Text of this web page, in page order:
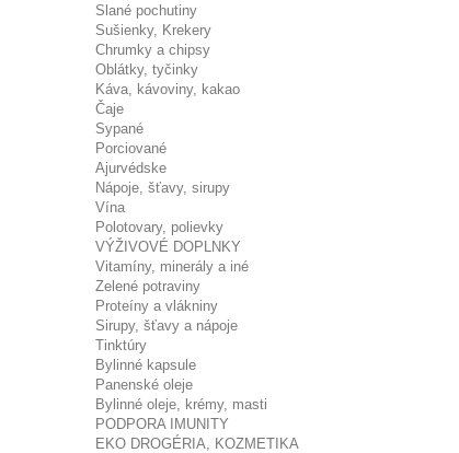
Slané pochutiny
Sušienky, Krekery
Chrumky a chipsy
Oblátky, tyčinky
Káva, kávoviny, kakao
Čaje
Sypané
Porciované
Ajurvédske
Nápoje, šťavy, sirupy
Vína
Polotovary, polievky
VÝŽIVOVÉ DOPLNKY
Vitamíny, minerály a iné
Zelené potraviny
Proteíny a vlákniny
Sirupy, šťavy a nápoje
Tinktúry
Bylinné kapsule
Panenské oleje
Bylinné oleje, krémy, masti
PODPORA IMUNITY
EKO DROGÉRIA, KOZMETIKA